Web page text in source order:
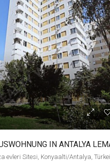
evleri Sitesi, Konyaalti/Antalya, Türkei